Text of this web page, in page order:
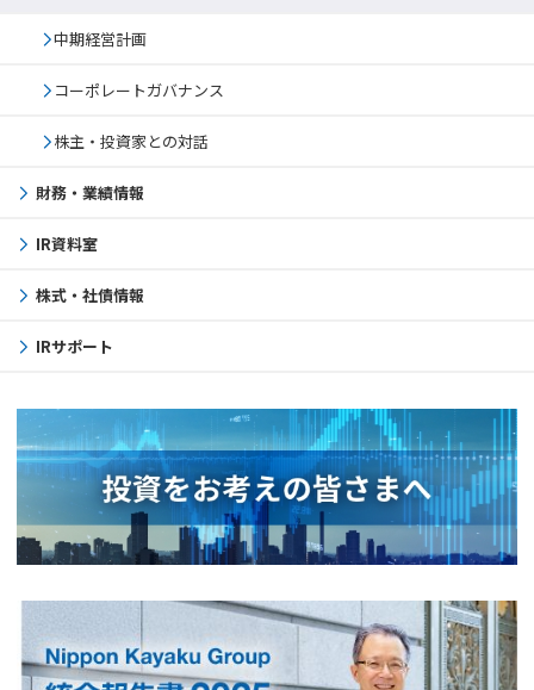
中期経営計画
コーポレートガバナンス
株主・投資家との対話
財務・業績情報
IR資料室
株式・社債情報
IRサポート